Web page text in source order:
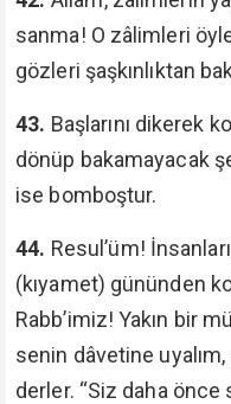
sanma! O zâlimleri
gözleri şaşkınlıktan
43. Başlarını dikerek
dönüp bakamayacak
ise bomboştur.
44. Resul’üm!
(kıyamet) gününden
Rabb’imiz! Yakın bir
senin dâvetine
derler. “Siz daha